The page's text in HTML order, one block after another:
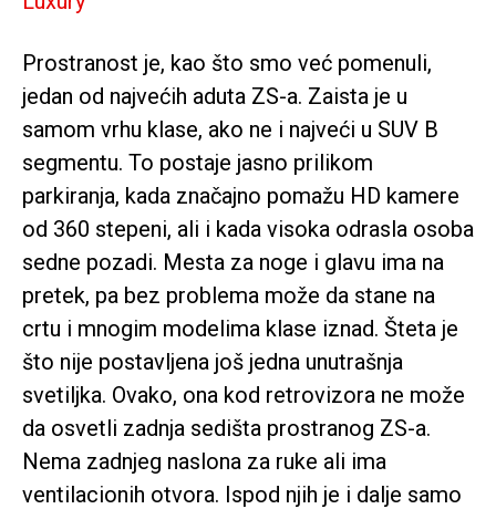
Prostranost je, kao što smo već pomenuli,
jedan od najvećih aduta ZS-a. Zaista je u
samom vrhu klase, ako ne i najveći u SUV B
segmentu. To postaje jasno prilikom
parkiranja, kada značajno pomažu HD kamere
od 360 stepeni, ali i kada visoka odrasla osoba
sedne pozadi. Mesta za noge i glavu ima na
pretek, pa bez problema može da stane na
crtu i mnogim modelima klase iznad. Šteta je
što nije postavljena još jedna unutrašnja
svetiljka. Ovako, ona kod retrovizora ne može
da osvetli zadnja sedišta prostranog ZS-a.
Nema zadnjeg naslona za ruke ali ima
ventilacionih otvora. Ispod njih je i dalje samo